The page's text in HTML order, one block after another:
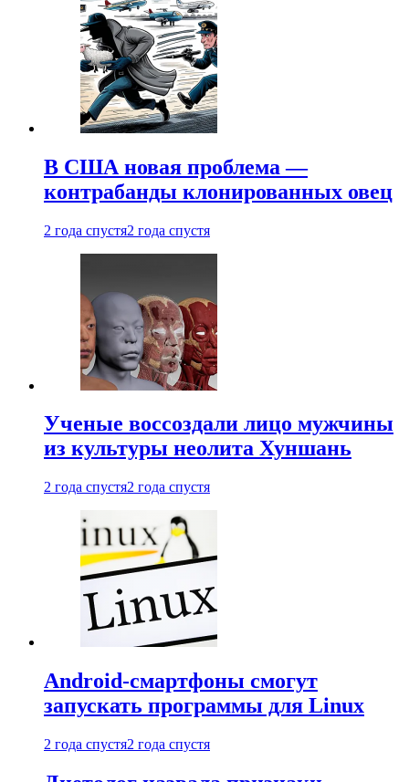
В США новая проблема —
контрабанды клонированных овец
2 года спустя2 года спустя
Ученые воссоздали лицо мужчины
из культуры неолита Хуншань
2 года спустя2 года спустя
Android-смартфоны смогут
запускать программы для Linux
2 года спустя2 года спустя